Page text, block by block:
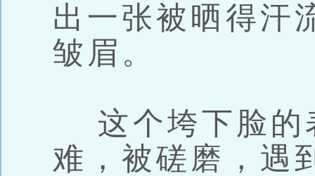
出一张被晒得汗
皱眉。
这个垮下脸的
难，被磋磨，遇